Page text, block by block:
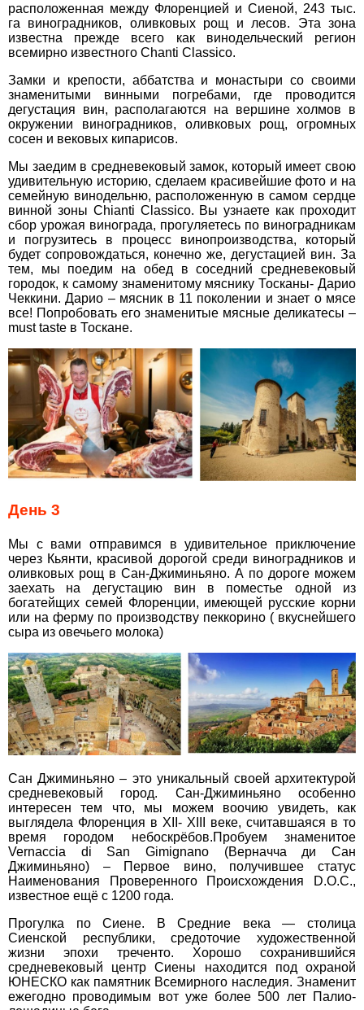
расположенная между Флоренцией и Сиеной, 243 тыс.
га виноградников, оливковых рощ и лесов. Эта зона
известна прежде всего как винодельческий регион
всемирно известного Chanti Classico.
Замки и крепости, аббатства и монастыри со своими
знаменитыми винными погребами, где проводится
дегустация вин, располагаются на вершине холмов в
окружении виноградников, оливковых рощ, огромных
сосен и вековых кипарисов.
Мы заедим в средневековый замок, который имеет свою
удивительную историю, сделаем красивейшие фото и на
семейную винодельню, расположенную в самом сердце
винной зоны Chianti Classico. Вы узнаете как проходит
сбор урожая винограда, прогуляетесь по виноградникам
и погрузитесь в процесс винопроизводства, который
будет сопровождаться, конечно же, дегустацией вин. За
тем, мы поедим на обед в соседний средневековый
городок, к самому знаменитому мяснику Тосканы- Дарио
Чеккини. Дарио – мясник в 11 поколении и знает о мясе
все! Попробовать его знаменитые мясные деликатесы –
must taste в Тоскане.
День 3
Мы с вами отправимся в удивительное приключение
через Кьянти, красивой дорогой среди виноградников и
оливковых рощ в Сан-Джиминьяно. А по дороге можем
заехать на дегустацию вин в поместье одной из
богатейщих семей Флоренции, имеющей русские корни
или на ферму по производству пеккорино ( вкуснейшего
сыра из овечьего молока)
Сан Джиминьяно – это уникальный своей архитектурой
средневековый город. Сан-Джиминьяно особенно
интересен тем что, мы можем воочию увидеть, как
выглядела Флоренция в XII- XIII веке, считавшаяся в то
время городом небоскрёбов.Пробуем знаменитое
Vernaccia di San Gimignano (Верначча ди Сан
Джиминьяно) – Первое вино, получившее статус
Наименования Проверенного Происхождения D.O.C.,
известное ещё с 1200 года.
Прогулка по Сиене. В Средние века — столица
Сиенской республики, средоточие художественной
жизни эпохи треченто. Хорошо сохранившийся
средневековый центр Сиены находится под охраной
ЮНЕСКО как памятник Всемирного наследия. Знаменит
ежегодно проводимым вот уже более 500 лет Палио-